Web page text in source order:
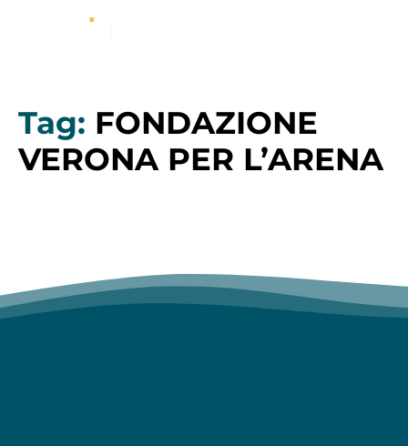
Tag: FONDAZIONE
VERONA PER L’ARENA